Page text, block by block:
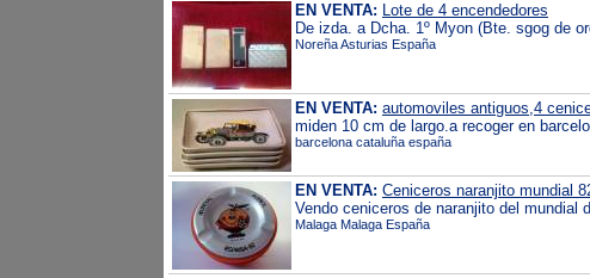
EN VENTA: Lote de 4 encendedores
De izda. a Dcha. 1º Myon (Bte. sgog de
Noreña Asturias España
EN VENTA: automoviles antiguos,4
miden 10 cm de largo.a recoger en
barcelona cataluña españa
EN VENTA: Ceniceros naranjito mundial
Vendo ceniceros de naranjito del mundial
Malaga Malaga España